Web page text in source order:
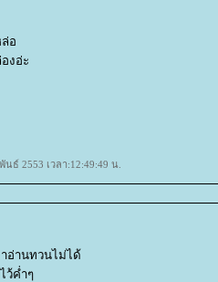
อ
งอ่ะ
ธ์ 2553 เวลา:12:49:49 น.
อ่านทวนไม่ได้
ว้ค่ำๆ